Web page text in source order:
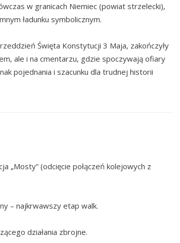
w granicach Niemiec (powiat strzelecki),
ładunku symbolicznym.
Święta Konstytucji 3 Maja, zakończyły
ale i na cmentarzu, gdzie spoczywają ofiary
pojednania i szacunku dla trudnej historii
„Mosty” (odcięcie połączeń kolejowych z
– najkrwawszy etap walk.
działania zbrojne.